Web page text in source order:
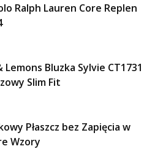
Ralph Lauren Core Replen
Lemons Bluzka Sylvie CT1731
Slim Fit
Płaszcz bez Zapięcia w
Wzory